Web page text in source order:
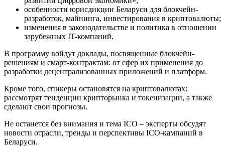
особенности юрисдикции Беларуси для блокчейн-
разработок, майнинга, инвестирования в криптовалюты;
изменения в законодательстве и политика в отношении
зарубежных IT-компаний.
В программу войдут доклады, посвященные блокчейн-
решениям и смарт-контрактам: от сфер их применения до
разработки децентрализованных приложений и платформ.
Кроме того, спикеры остановятся на криптовалютах:
рассмотрят тенденции крипторынка и токенизации, а также
сделают свои прогнозы.
Не останется без внимания и тема ICO – эксперты обсудят
новости отрасли, тренды и перспективы ICO-кампаний в
Беларуси.